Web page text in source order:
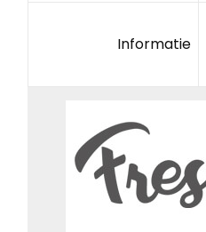
Informatie